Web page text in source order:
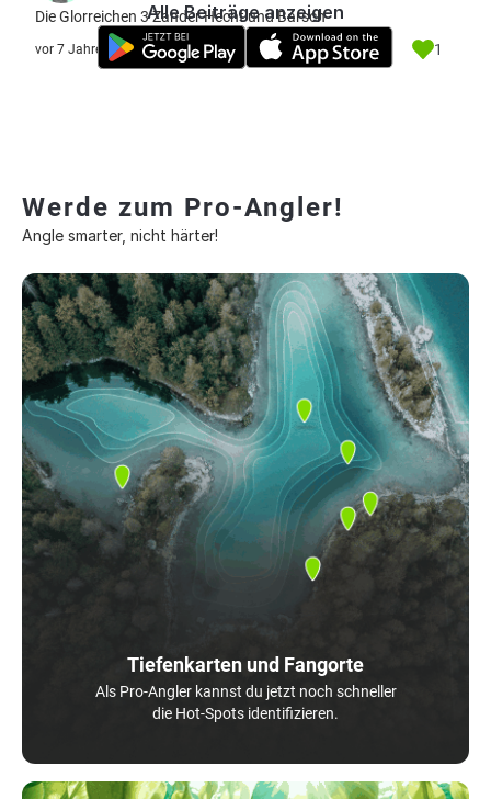
Die Glorreichen 3 Zander Hecht und Barsch
vor 7 Jahre 1
Alle Beiträge anzeigen
Werde zum Pro-Angler!
Angle smarter, nicht härter!
Tiefenkarten und Fangorte
Als Pro-Angler kannst du jetzt noch schneller
die Hot-Spots identifizieren.